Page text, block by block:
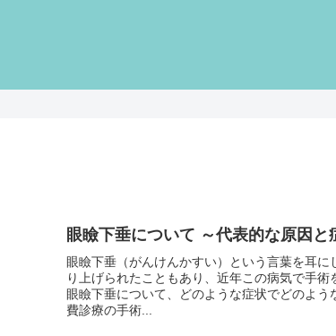
眼瞼下垂について ～代表的な原因と
眼瞼下垂（がんけんかすい）という言葉を耳
り上げられたこともあり、近年この病気で手
眼瞼下垂について、どのような症状でどのよ
費診療の手術...